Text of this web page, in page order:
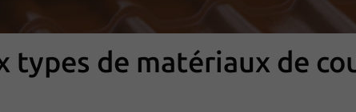
types de matériaux de